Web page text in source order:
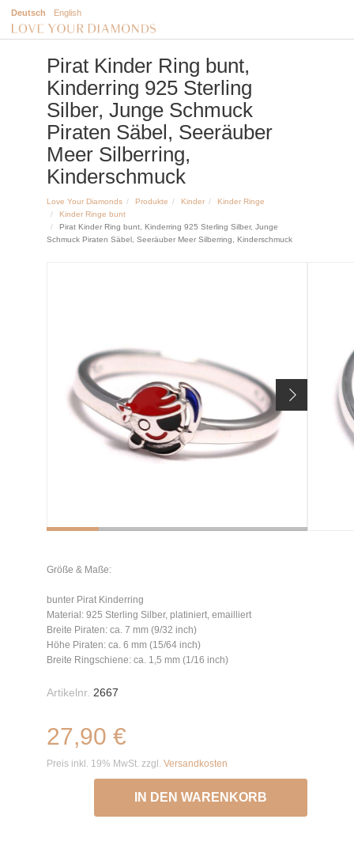
Deutsch English
Pirat Kinder Ring bunt,
Kinderring 925 Sterling
Silber, Junge Schmuck
Piraten Säbel, Seeräuber
Meer Silberring,
Kinderschmuck
Love Your Diamonds Produkte Kinder
Kinder Ringe
Kinder Ringe bunt
Pirat Kinder Ring bunt, Kinderring 925 Sterling Silber, Junge
Schmuck Piraten Säbel, Seeräuber Meer Silberring, Kinderschmuck
Größe & Maße:
bunter Pirat Kinderring
Material: 925 Sterling Silber, platiniert, emailliert
Breite Piraten: ca. 7 mm (9/32 inch)
Höhe Piraten: ca. 6 mm (15/64 inch)
Breite Ringschiene: ca. 1,5 mm (1/16 inch)
Artikelnr. 2667
27,90 €
Preis inkl. 19% MwSt. zzgl. Versandkosten
IN DEN WARENKORB